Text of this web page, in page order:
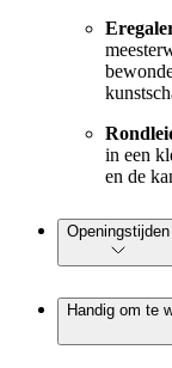
in een
en de
Openingstijden
Handig om te